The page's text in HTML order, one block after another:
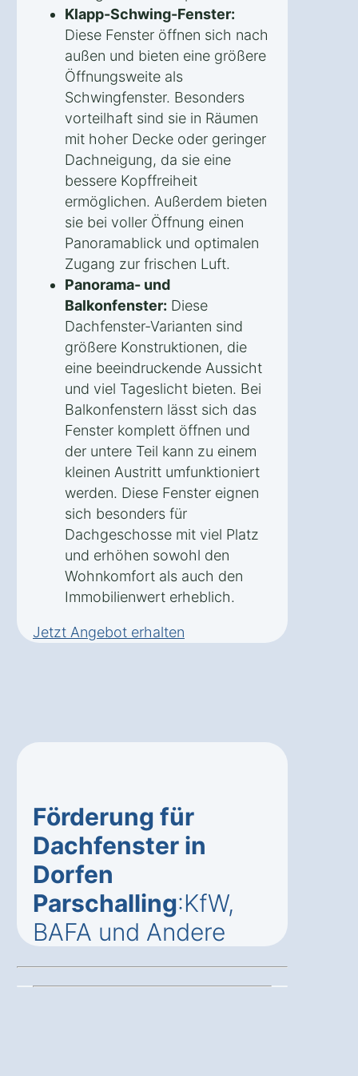
Klapp-Schwing-Fenster:
Diese Fenster öffnen sich nach
außen und bieten eine größere
Öffnungsweite als
Schwingfenster. Besonders
vorteilhaft sind sie in Räumen
mit hoher Decke oder geringer
Dachneigung, da sie eine
bessere Kopffreiheit
ermöglichen. Außerdem bieten
sie bei voller Öffnung einen
Panoramablick und optimalen
Zugang zur frischen Luft.
Panorama- und
Balkonfenster: Diese
Dachfenster-Varianten sind
größere Konstruktionen, die
eine beeindruckende Aussicht
und viel Tageslicht bieten. Bei
Balkonfenstern lässt sich das
Fenster komplett öffnen und
der untere Teil kann zu einem
kleinen Austritt umfunktioniert
werden. Diese Fenster eignen
sich besonders für
Dachgeschosse mit viel Platz
und erhöhen sowohl den
Wohnkomfort als auch den
Immobilienwert erheblich.
Jetzt Angebot erhalten
Förderung für
Dachfenster in
Dorfen
Parschalling:KfW,
BAFA und Andere